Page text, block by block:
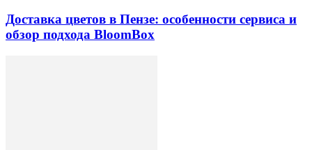
Доставка цветов в Пензе: особенности сервиса и
обзор подхода BloomBox